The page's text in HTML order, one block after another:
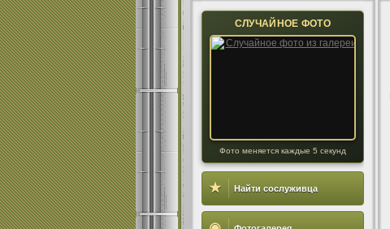
СЛУЧАЙНОЕ ФОТО
Фото меняется каждые 5 секунд
★ Найти сослуживца